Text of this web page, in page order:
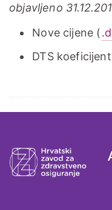
objavljeno
Nove cijene (
DTS
Footer